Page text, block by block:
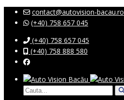
contact@autovision-bacau.ro
(+40) 758 657 045
(+40) 758 657 045
(+40) 758 888 580